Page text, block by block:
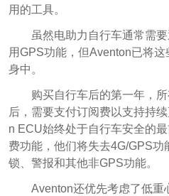
用的工具。
虽然电助力自行车通常需
用GPS功能，但Aventon已将
身中。
购买自行车后的第一年，
后，需要支付订阅费以支持持
n ECU始终处于自行车安全的
费功能，他们将失去4G/GPS功
锁、警报和其他非GPS功能。
Aventon还优先考虑了低重